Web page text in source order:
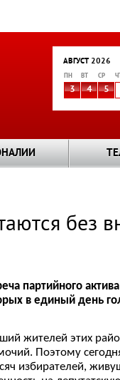
АВГУСТ 2026
ПН ВТ СР ЧТ
3 4 5
без
партийного
в единый день
жителей этих
Поэтому
избирателей,